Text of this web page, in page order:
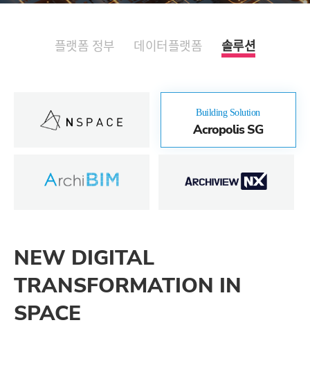
플랫폼 정부 데이터플랫폼 솔루션
Building Solution
Acropolis SG
NEW DIGITAL
TRANSFORMATION IN
SPACE